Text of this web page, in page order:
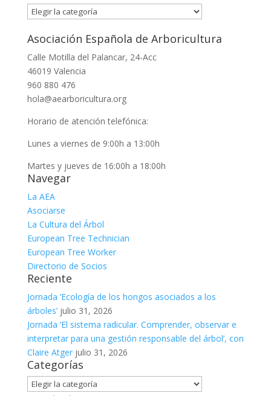
Categorías
Asociación Española de Arboricultura
Calle Motilla del Palancar, 24-Acc
46019 Valencia
960 880 476
hola@aearboricultura.org
Horario de atención telefónica:
Lunes a viernes de 9:00h a 13:00h
Martes y jueves de 16:00h a 18:00h
Navegar
La AEA
Asociarse
La Cultura del Árbol
European Tree Technician
European Tree Worker
Directorio de Socios
Reciente
Jornada ‘Ecología de los hongos asociados a los
árboles’ julio 31, 2026
Jornada ‘El sistema radicular. Comprender, observar e
interpretar para una gestión responsable del árbol’, con
Claire Atger julio 31, 2026
Categorías
Categorías